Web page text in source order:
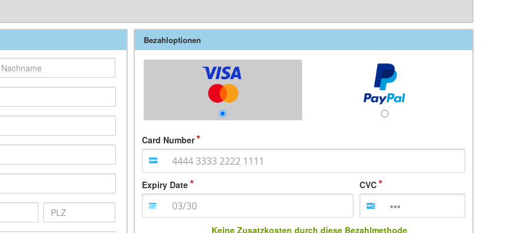
Bezahloptionen
Card Number
Expiry Date CVC
Keine Zusatzkosten durch diese Bezahlmethode